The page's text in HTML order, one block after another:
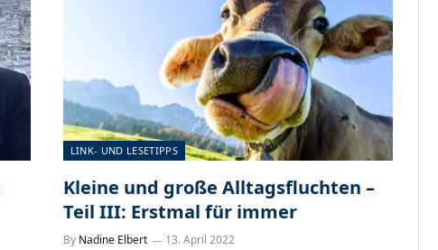
LINK- UND LESETIPPS
Kleine und große Alltagsfluchten –
Teil III: Erstmal für immer
By Nadine Elbert 13. April 2022